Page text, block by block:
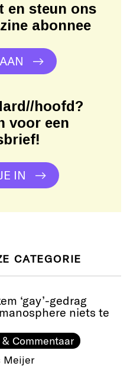
en steun ons
abonnee
hoofd?
voor een
IN
CATEGORIE
‘gay’-gedrag
niets te
Commentaar
Meijer